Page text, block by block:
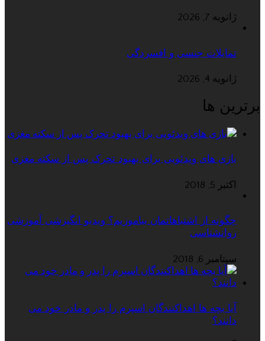
ژانویه 7, 2026
تمایلات جنسی و افسردگی
ژانویه 4, 2026
برترین ها
بازی های ویدئویی برای بهبود تحرک پس از سکته مغزی
اکتبر 5, 2018
چگونه از اشتباهاتمان بیاموزیم؟ ویدیو انگیزشی آموزشی
روانشناسی
سپتامبر 6, 2018
آیا بچه ها اهداکنندگان اسپرم را پدر و مادر خود می
دانند؟